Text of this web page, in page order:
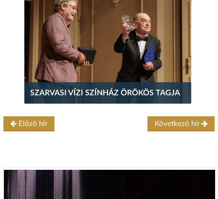
SZARVASI VÍZI SZÍNHÁZ ÖRÖKÖS TAGJA
Előző hír Következő hír